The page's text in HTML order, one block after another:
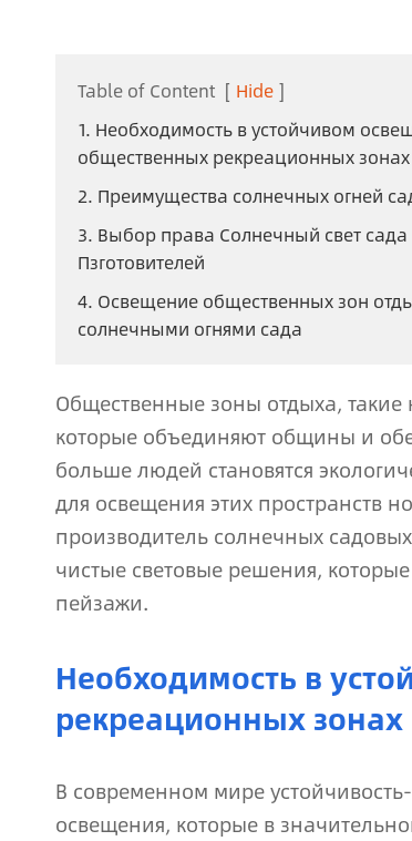
Table of Content [ Hide ]
1. Необходимость в устойчивом
общественных рекреационных зонах
2. Преимущества солнечных огней
3. Выбор права Солнечный свет сада
Пзготовителей
4. Освещение общественных зон
солнечными огнями сада
Общественные зоны отдыха,
которые объединяют общины и
больше людей становятся
для освещения этих пространств
производитель солнечных
чистые световые решения,
пейзажи.
Необходимость в
рекреационных зонах
В современном мире
освещения, которые в